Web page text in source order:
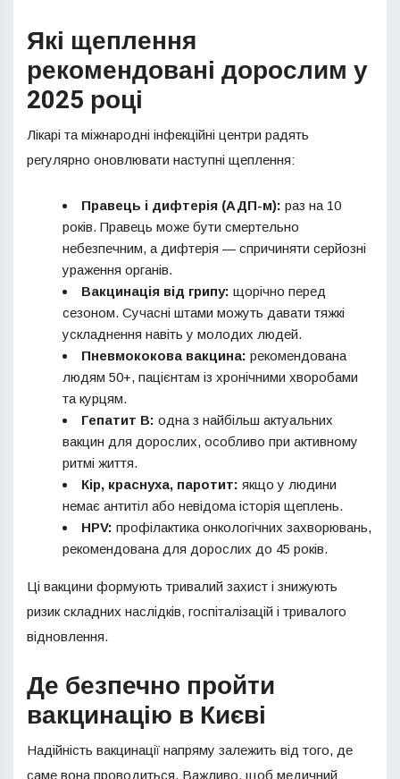
Які щеплення
рекомендовані дорослим у
2025 році
Лікарі та міжнародні інфекційні центри радять
регулярно оновлювати наступні щеплення:
Правець і дифтерія (АДП-м): раз на 10
років. Правець може бути смертельно
небезпечним, а дифтерія — спричиняти серйозні
ураження органів.
Вакцинація від грипу: щорічно перед
сезоном. Сучасні штами можуть давати тяжкі
ускладнення навіть у молодих людей.
Пневмококова вакцина: рекомендована
людям 50+, пацієнтам із хронічними хворобами
та курцям.
Гепатит B: одна з найбільш актуальних
вакцин для дорослих, особливо при активному
ритмі життя.
Кір, краснуха, паротит: якщо у людини
немає антитіл або невідома історія щеплень.
HPV: профілактика онкологічних захворювань,
рекомендована для дорослих до 45 років.
Ці вакцини формують тривалий захист і знижують
ризик складних наслідків, госпіталізацій і тривалого
відновлення.
Де безпечно пройти
вакцинацію в Києві
Надійність вакцинації напряму залежить від того, де
саме вона проводиться. Важливо, щоб медичний